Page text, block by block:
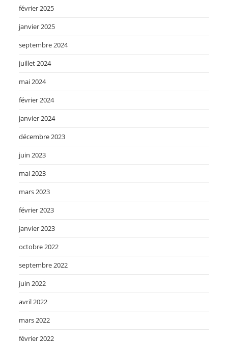
février 2025
janvier 2025
septembre 2024
juillet 2024
mai 2024
février 2024
janvier 2024
décembre 2023
juin 2023
mai 2023
mars 2023
février 2023
janvier 2023
octobre 2022
septembre 2022
juin 2022
avril 2022
mars 2022
février 2022